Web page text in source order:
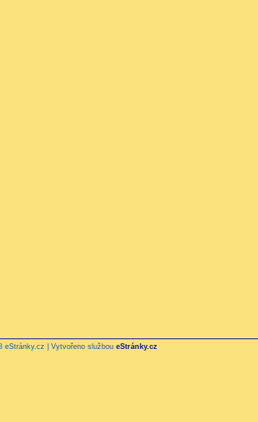
eStránky.cz | Vytvořeno službou eStránky.cz